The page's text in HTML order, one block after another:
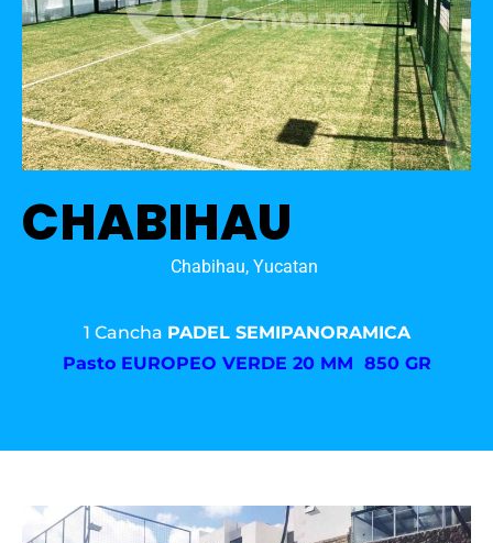
CHABIHAU
Chabihau, Yucatan
1 Cancha PADEL SEMIPANORAMICA
Pasto EUROPEO VERDE 20 MM 850 GR